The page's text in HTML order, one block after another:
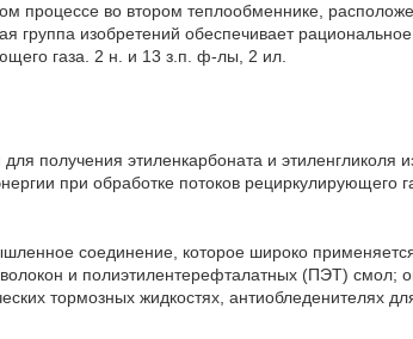
процессе во втором теплообменнике,
группа изобретений обеспечивает
газа. 2 н. и 13 з.п. ф-лы, 2 ил.
получения этиленкарбоната и этиленгликоля
при обработке потоков рециркулирующего
соединение, которое широко
и полиэтилентерефталатных (ПЭТ) смол;
тормозных жидкостях, антиобледенителях